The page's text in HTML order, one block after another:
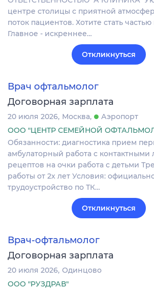
центре столицы с приятной
поток пациентов. Хотите стать
Главное - искреннее…
Откликнуться
Врач офтальмолог
Договорная зарплата
20 июля 2026 Москва
Аэропорт
ООО "ЦЕНТР СЕМЕЙНОЙ
Обязанности: диагностика прием
амбулаторный работа с контактными
рецептов на очки работа с детьми
работы от 2х лет Условия:
трудоустройство по ТК…
Откликнуться
Врач-офтальмолог
Договорная зарплата
20 июля 2026 Одинцово
ООО "РУЗДРАВ"